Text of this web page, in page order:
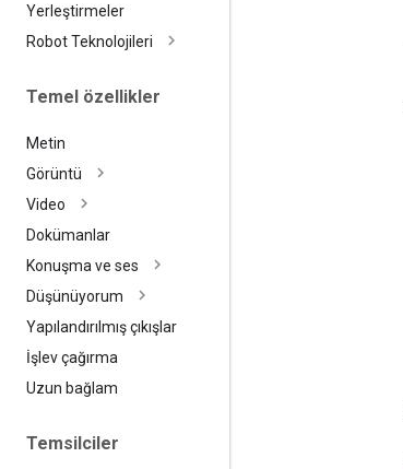
Yerleştirmeler
Robot Teknolojileri
Temel özellikler
Metin
Görüntü
Video
Dokümanlar
Konuşma ve ses
Düşünüyorum
Yapılandırılmış çıkışlar
İşlev çağırma
Uzun bağlam
Temsilciler